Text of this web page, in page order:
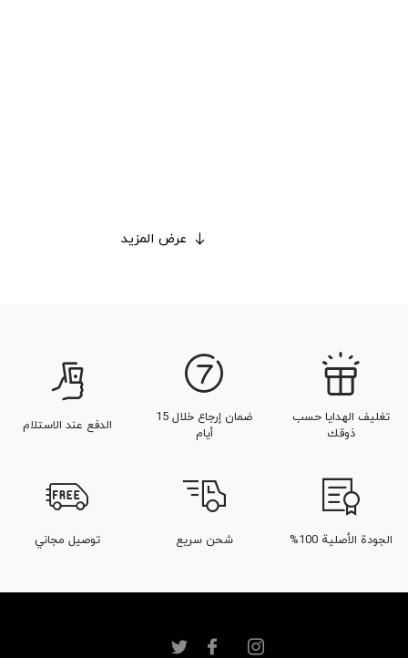
عرض المزيد
تغليف الهدايا حسب
ذوقك
ضمان إرجاع خلال 15
أيام
الدفع عند الاستلام
الجودة الأصلية 100% شحن سريع توصيل مجاني